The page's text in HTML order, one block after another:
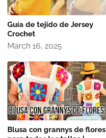
Guía de tejido de Jersey
Crochet
March 16, 2025
Blusa con grannys de flores